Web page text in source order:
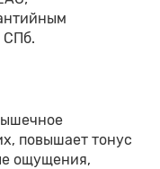
СПб.
повышает тонус
ощущения,